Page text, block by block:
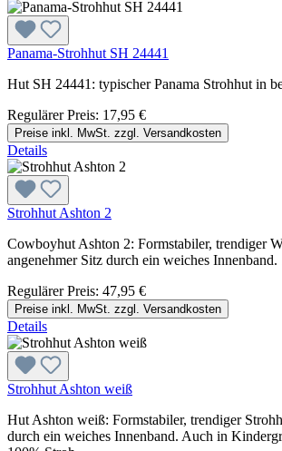
Panama-Strohhut SH 24441
Hut SH 24441: typischer Panama Strohhut in
Regulärer Preis: 17,95 €
Preise inkl. MwSt. zzgl. Versandkosten
Details
Strohhut Ashton 2
Cowboyhut Ashton 2: Formstabiler, trendiger
angenehmer Sitz durch ein weiches Innenband.
Regulärer Preis: 47,95 €
Preise inkl. MwSt. zzgl. Versandkosten
Details
Strohhut Ashton weiß
Hut Ashton weiß: Formstabiler, trendiger
durch ein weiches Innenband. Auch in